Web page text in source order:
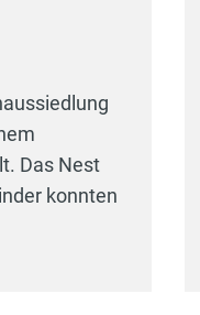
Das Nest
konnten